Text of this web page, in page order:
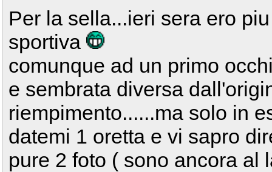
Per la sella...ieri sera ero
sportiva
comunque ad un primo
e sembrata diversa
riempimento......ma solo in
datemi 1 oretta e vi sapro
pure 2 foto ( sono ancora al